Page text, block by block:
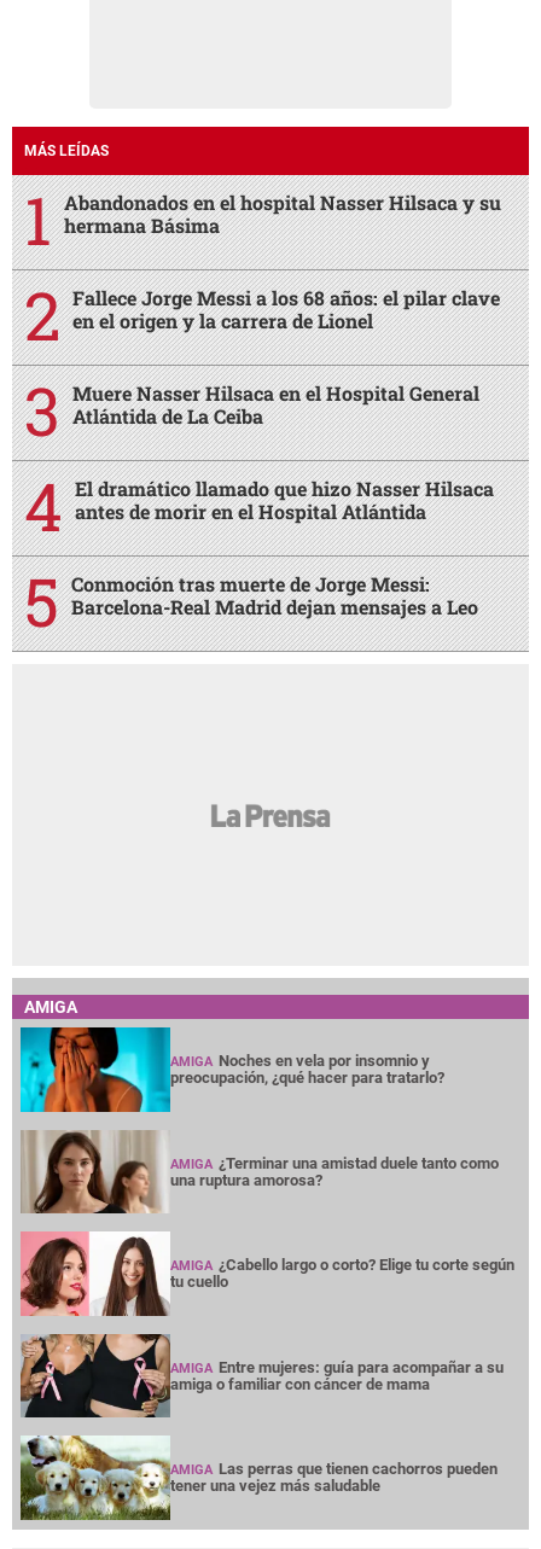
MÁS LEÍDAS
Abandonados en el hospital Nasser Hilsaca y su
hermana Básima
Fallece Jorge Messi a los 68 años: el pilar clave
en el origen y la carrera de Lionel
Muere Nasser Hilsaca en el Hospital General
Atlántida de La Ceiba
El dramático llamado que hizo Nasser Hilsaca
antes de morir en el Hospital Atlántida
Conmoción tras muerte de Jorge Messi:
Barcelona-Real Madrid dejan mensajes a Leo
AMIGA
AMIGA Noches en vela por insomnio y
preocupación, ¿qué hacer para tratarlo?
AMIGA ¿Terminar una amistad duele tanto como
una ruptura amorosa?
AMIGA ¿Cabello largo o corto? Elige tu corte según
tu cuello
AMIGA Entre mujeres: guía para acompañar a su
amiga o familiar con cáncer de mama
AMIGA Las perras que tienen cachorros pueden
tener una vejez más saludable